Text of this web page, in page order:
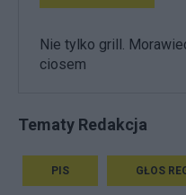
Nie tylko grill.
ciosem
Tematy Redakcja
PIS GŁOS